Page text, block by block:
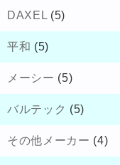
DAXEL (5)
平和 (5)
メーシー (5)
バルテック (5)
その他メーカー (4)